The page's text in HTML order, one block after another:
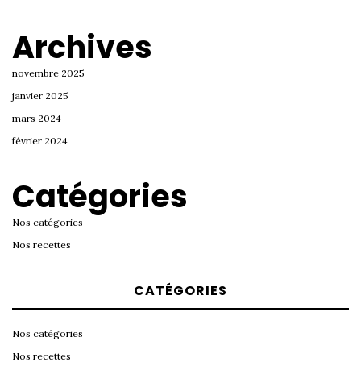
Archives
novembre 2025
janvier 2025
mars 2024
février 2024
Catégories
Nos catégories
Nos recettes
CATÉGORIES
Nos catégories
Nos recettes